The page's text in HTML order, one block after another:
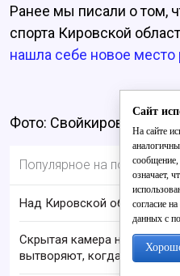
Ранее мы писали о том,
спорта Кировской
нашла себе новое место
Фото: Свойкировский
Популярное на портале
Над Кировской областью
Скрытая камера на пляже
вытворяют, когда их не
Сайт
На сайте
сообщение,
означает,
согласие
данных с